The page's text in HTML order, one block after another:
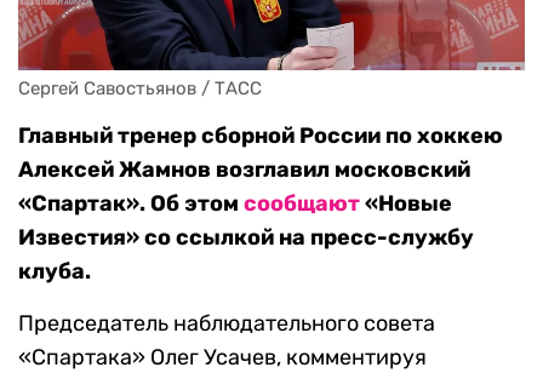
Сергей Савостьянов / ТАСС
Главный тренер сборной России по хоккею
Алексей Жамнов возглавил московский
«Спартак». Об этом сообщают«Новые
Известия» со ссылкой на пресс-службу
клуба.
Председатель наблюдательного совета
«Спартака» Олег Усачев, комментируя